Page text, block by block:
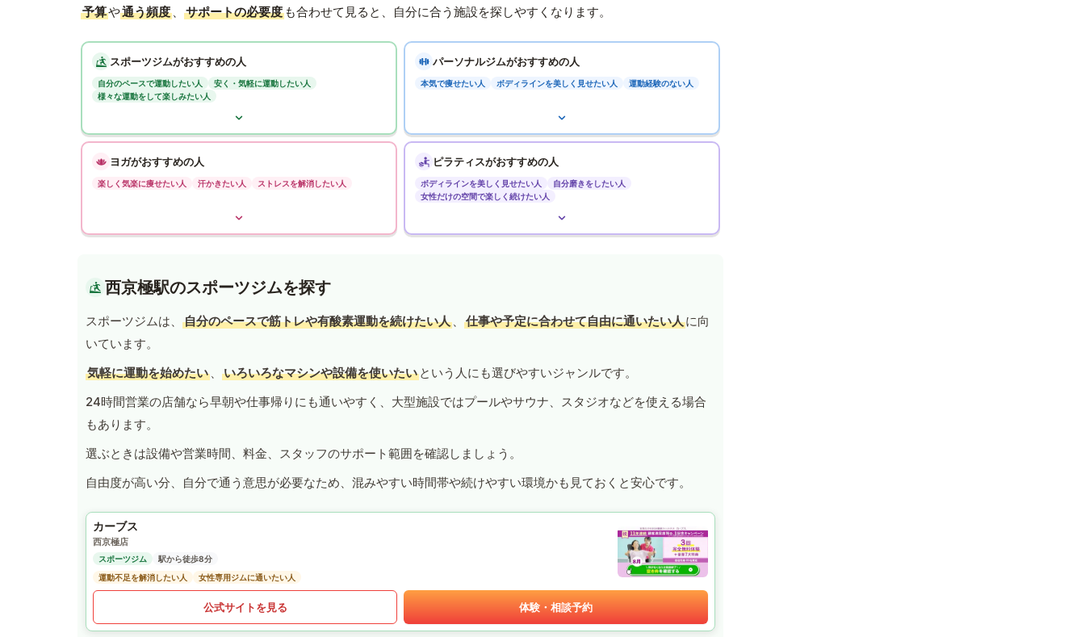
予算や通う頻度 、 サポートの必要度 も合わせて見ると、自分に合う施設を探しやすくなります。
スポーツジムがおすすめの人
自分のペースで運動したい人
安く・気軽に運動したい人
様々な運動をして楽しみたい人
パーソナルジムがおすすめの人
本気で痩せたい人 ボディラインを美しく見せたい人 運動経験のない人
ヨガがおすすめの人
楽しく気楽に痩せたい人 汗かきたい人 ストレスを解消したい人
ピラティスがおすすめの人
ボディラインを美しく見せたい人
自分磨きをしたい人
女性だけの空間で楽しく続けたい人
西京極駅のスポーツジムを探す
スポーツジムは、 自分のペースで筋トレや有酸素運動を続けたい人 、 仕事や予定に合わせて自由に通いたい人に向
いています。
気軽に運動を始めたい 、 いろいろなマシンや設備を使いたい という人にも選びやすいジャンルです。
24時間営業の店舗なら早朝や仕事帰りにも通いやすく、大型施設ではプールやサウナ、スタジオなどを使える場合
もあります。
選ぶときは設備や営業時間、料金、スタッフのサポート範囲を確認しましょう。
自由度が高い分、自分で通う意思が必要なため、混みやすい時間帯や続けやすい環境かも見ておくと安心です。
カーブス
西京極店
スポーツジム
駅から徒歩8分
運動不足を解消したい人
女性専用ジムに通いたい人
公式サイトを見る 体験・相談予約